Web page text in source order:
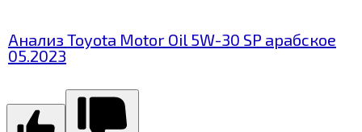
Анализ Toyota Motor Oil 5W-30 SP арабское
05.2023